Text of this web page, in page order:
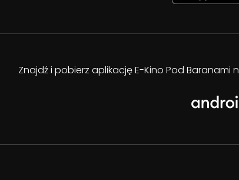
Znajdź i pobierz aplikację E-Kino Pod